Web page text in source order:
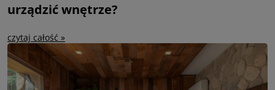
urządzić wnętrze?
czytaj całość »